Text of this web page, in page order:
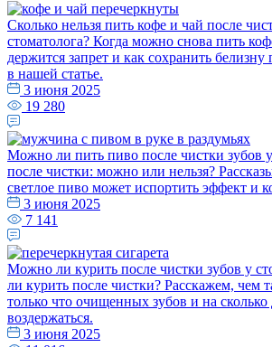
Сколько нельзя пить кофе и чай после
стоматолога? Когда можно снова пить
держится запрет и как сохранить
в нашей статье.
3 июня 2025
19 280
Можно ли пить пиво после чистки зубов у
после чистки: можно или нельзя?
светлое пиво может испортить эффект и
3 июня 2025
7 141
Можно ли курить после чистки зубов у
ли курить после чистки? Расскажем, чем
только что очищенных зубов и на сколько
воздержаться.
3 июня 2025